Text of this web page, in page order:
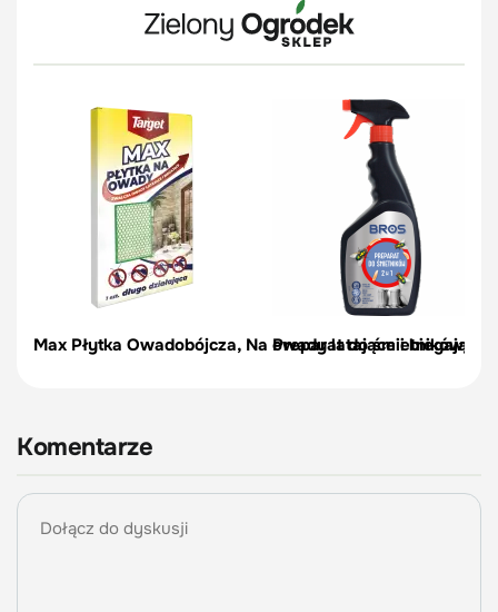
Max Płytka Owadobójcza, Na owady latające i biegające
Preparat do śmietników –
Komentarze